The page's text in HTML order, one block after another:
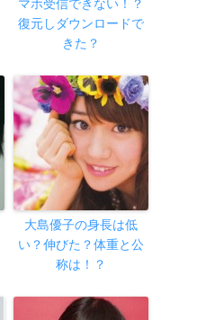
マホ受信できない！？
復元しダウンロードで
きた？
大島優子の身長は低
い？伸びた？体重と公
称は！？